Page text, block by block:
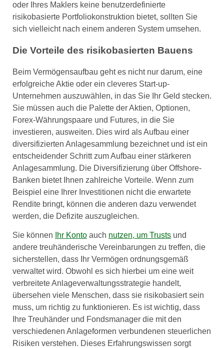
oder Ihres Maklers keine benutzerdefinierte
risikobasierte Portfoliokonstruktion bietet, sollten Sie
sich vielleicht nach einem anderen System umsehen.
Die Vorteile des risikobasierten Bauens
Beim Vermögensaufbau geht es nicht nur darum, eine
erfolgreiche Aktie oder ein cleveres Start-up-
Unternehmen auszuwählen, in das Sie Ihr Geld stecken.
Sie müssen auch die Palette der Aktien, Optionen,
Forex-Währungspaare und Futures, in die Sie
investieren, ausweiten. Dies wird als Aufbau einer
diversifizierten Anlagesammlung bezeichnet und ist ein
entscheidender Schritt zum Aufbau einer stärkeren
Anlagesammlung. Die Diversifizierung über Offshore-
Banken bietet Ihnen zahlreiche Vorteile. Wenn zum
Beispiel eine Ihrer Investitionen nicht die erwartete
Rendite bringt, können die anderen dazu verwendet
werden, die Defizite auszugleichen.
Sie können Ihr Konto auch nutzen, um Trusts und
andere treuhänderische Vereinbarungen zu treffen, die
sicherstellen, dass Ihr Vermögen ordnungsgemäß
verwaltet wird. Obwohl es sich hierbei um eine weit
verbreitete Anlageverwaltungsstrategie handelt,
übersehen viele Menschen, dass sie risikobasiert sein
muss, um richtig zu funktionieren. Es ist wichtig, dass
Ihre Treuhänder und Fondsmanager die mit den
verschiedenen Anlageformen verbundenen steuerlichen
Risiken verstehen. Dieses Erfahrungswissen sorgt